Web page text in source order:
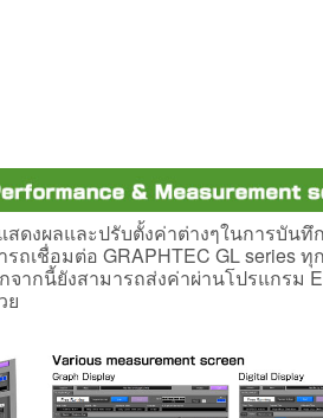
ดงผลและปรับตั้งค่าต่างๆในการบัน
รถเชื่อมต่อ GRAPHTEC GL series
จากนี้ยังสามารถส่งค่าผ่านโปรแกรม
ย